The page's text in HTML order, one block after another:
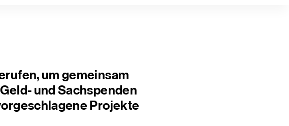
um gemeinsam
und Sachspenden
Projekte